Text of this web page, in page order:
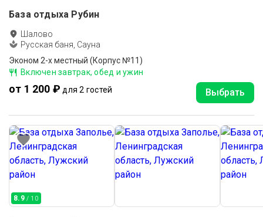
База отдыха Рубин
Шалово
Русская баня, Сауна
Эконом 2-х местный (Корпус №11)
Включен завтрак, обед и ужин
от 1 200 ₽ для 2 гостей Выбрать
8.9 / 10